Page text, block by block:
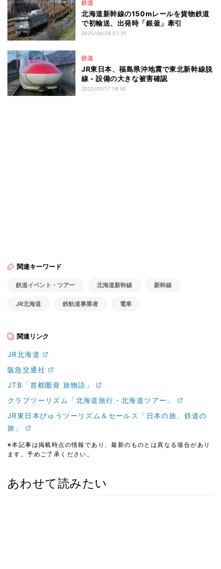
鉄道
北海道新幹線の150mレールを貨物鉄道
で初輸送、出発時「銀釜」牽引
2025/04/26 07:01
鉄道
JR東日本、福島県沖地震で東北新幹線脱
線 - 設備の大きな被害確認
2022/03/17 16:50
関連キーワード
鉄道イベント・ツアー 北海道新幹線 新幹線
JR北海道 鉄軌道事業者 電車
関連リンク
JR北海道
阪急交通社
JTB「首都圏発 旅物語」
クラブツーリズム「北海道旅行・北海道ツアー」
JR東日本びゅうツーリズム＆セールス「日本の旅、鉄道の
旅」
※本記事は掲載時点の情報であり、最新のものとは異なる場合があり
ます。予めご了承ください。
あわせて読みたい